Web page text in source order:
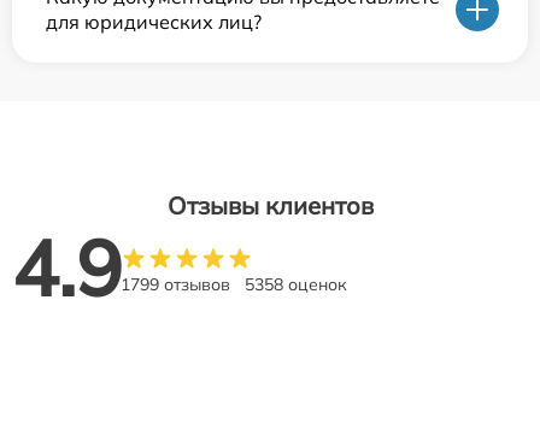
для юридических лиц?
Отзывы клиентов
4.91799 отзывов 5358 оценок